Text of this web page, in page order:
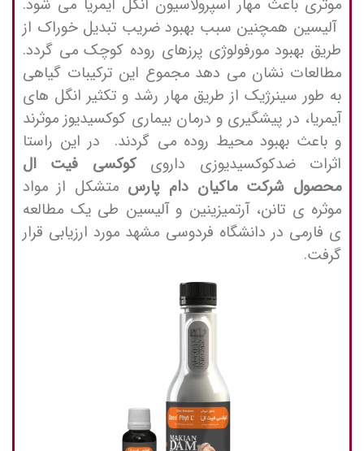
موثری باعث مهار اسپرولاسیون انگل آیمریا می شود.
آلیسین همچنین سبب بهبود ضریب تبدیل خوراک از
طریق بهبود مورفولوژی پرزهای روده کوچک می گردد.
مطالعات نشان می دهد مجموع این ترکیبات گیاهی
به طور سینرژیک از طریق مهار رشد و تکثیر انگل های
آیمریا، در پیشگیری و درمان بیماری کوکسیدیوز موثرند
و باعث بهبود محیط روده می گردند. در این راستا
اثرات ضدکوکسیدیوزی دارویکوکسی فیت ال
محصول شرکت ماکیان دام پارس متشکل از مواد
موثره ی تانن، آرتمیزینین و آلیسین طی یک مطالعه
ی فارمی در دانشگاه فردوسی مشهد مورد ارزیابی قرار
گرفت.